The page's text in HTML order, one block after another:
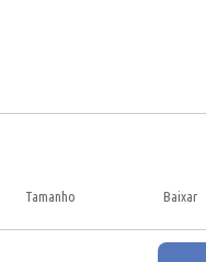
Tamanho Baixar